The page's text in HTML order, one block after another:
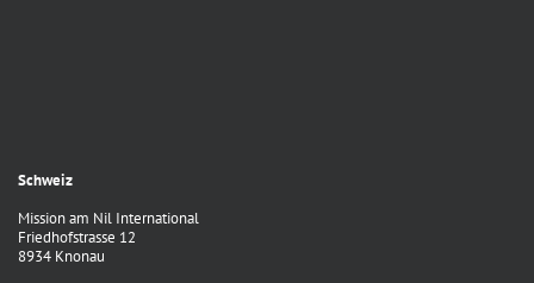
Schweiz
Mission am Nil International
Friedhofstrasse 12
8934 Knonau